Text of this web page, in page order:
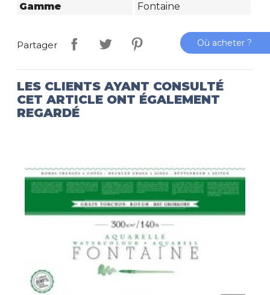
Gamme
Fontaine
Partager
LES CLIENTS AYANT CONSULTÉ
CET ARTICLE ONT ÉGALEMENT
REGARDÉ
Où acheter ?